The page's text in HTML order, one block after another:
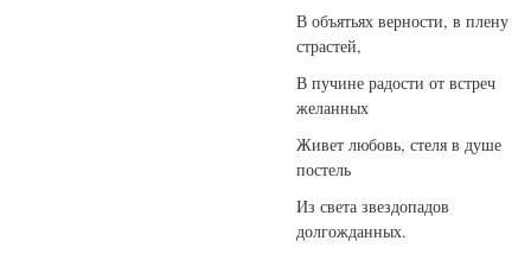
В объятьях верности, в плену
страстей,
В пучине радости от встреч
желанных
Живет любовь, стеля в душе
постель
Из света звездопадов
долгожданных.